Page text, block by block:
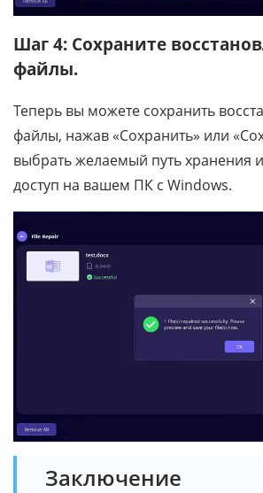
Шаг 4: Сохраните
файлы.
Теперь вы можете сохранить
файлы, нажав «Сохранить» или
выбрать желаемый путь хранения
доступ на вашем ПК с Windows.
Заключение